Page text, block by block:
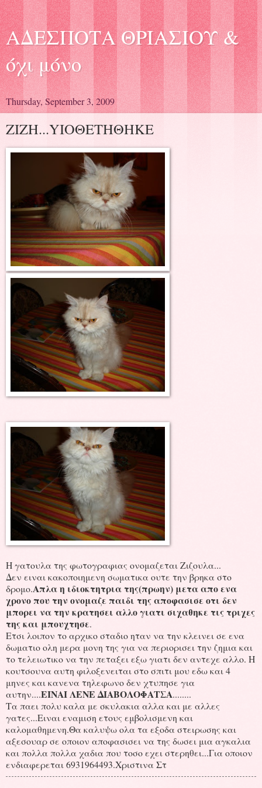
ΑΔΕΣΠΟΤΑ ΘΡΙΑΣΙΟΥ &
όχι μόνο
Thursday, September 3, 2009
ΖΙΖΗ...YIOΘΕΤΗΘΗΚΕ
Η γατουλα της φωτογραφιας ονομαζεται Ζιζουλα...
Δεν ειναι κακοποιημενη σωματικα ουτε την βρηκα στο
δρομο.Απλα η ιδιοκτητρια της(πρωην) μετα απο ενα
χρονο που την ονομαζε παιδι της αποφασισε οτι δεν
μπορει να την κρατησει αλλο γιατι σιχαθηκε τις τριχες
της και μπουχτησε.
Ετσι λοιπον το αρχικο σταδιο ηταν να την κλεινει σε ενα
δωματιο ολη μερα μονη της για να περιορισει την ζημια και
το τελειωτικο να την πεταξει εξω γιατι δεν αντεχε αλλο. Η
κουτσουνα αυτη φιλοξενειται στο σπιτι μου εδω και 4
μηνες και κανενα τηλεφωνο δεν χτυπησε για
αυτην....ΕΙΝΑΙ ΛΕΝΕ ΔΙΑΒΟΛΟΦΑΤΣΑ........
Τα παει πολυ καλα με σκυλακια αλλα και με αλλες
γατες...Ειναι εναμιση ετους εμβολισμενη και
καλομαθημενη.Θα καλυψω ολα τα εξοδα στειρωσης και
αξεσουαρ σε οποιον αποφασισει να της δωσει μια αγκαλια
και πολλα πολλα χαδια που τοσο εχει στερηθει...Για οποιον
ενδιαφερεται 6931964493.Χριστινα Στ